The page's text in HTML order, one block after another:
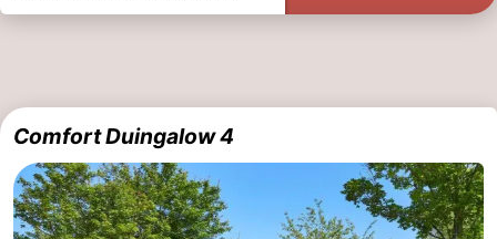
Comfort Duingalow 4